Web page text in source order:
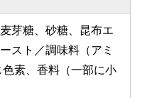
芽糖、砂糖、昆布エ
スト／調味料（アミ
素、香料（一部に小